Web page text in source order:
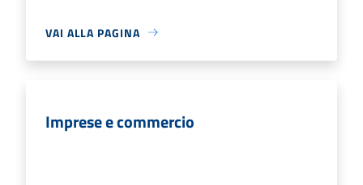
VAI ALLA PAGINA
Imprese e commercio